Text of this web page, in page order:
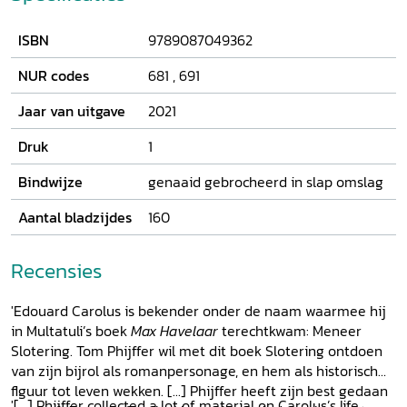
naar Java werd gestuurd:
Indonesië
(Uitgeverij Verloren, 2020).
derde boek.
ISBN
9789087049362
NUR codes
681 ,691
Jaar van uitgave
2021
Druk
1
Bindwijze
genaaid gebrocheerd in slap omslag
Aantal bladzijdes
160
Recensies
'Edouard Carolus is bekender onder de naam waarmee hij
in Multatuli’s boekMax Havelaarterechtkwam: Meneer
Slotering. Tom Phijffer wil met dit boek Slotering ontdoen
van zijn bijrol als romanpersonage, en hem als historisch
flguur tot leven wekken. [...] Phijffer heeft zijn best gedaan